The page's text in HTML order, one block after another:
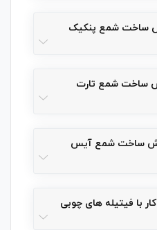
ساخت شمع پنکیک
ساخت شمع تارت
ساخت شمع آیس
با فیتیله های چوبی